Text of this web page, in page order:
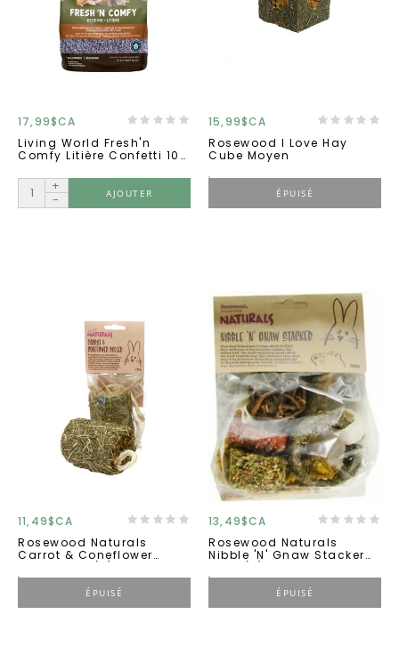
17,99$CA
Living World Fresh'n
Comfy Litière Confetti 10
+
-
AJOUTER
15,99$CA
Rosewood I Love Hay
Cube Moyen
ÉPUISÉ
11,49$CA
Rosewood Naturals
Carrot & Coneflower
ÉPUISÉ
13,49$CA
Rosewood Naturals
Nibble 'n' Gnaw Stacker
ÉPUISÉ